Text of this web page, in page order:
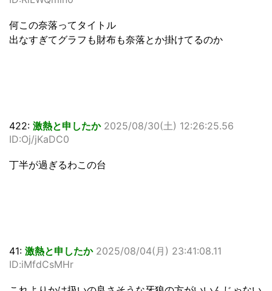
何この奈落ってタイトル
出なすぎてグラフも財布も奈落とか掛けてるのか
422: 激熱と申したか 2025/08/30(土) 12:26:25.56
ID:Oj/jKaDC0
丁半が過ぎるわこの台
41: 激熱と申したか 2025/08/04(月) 23:41:08.11
ID:iMfdCsMHr